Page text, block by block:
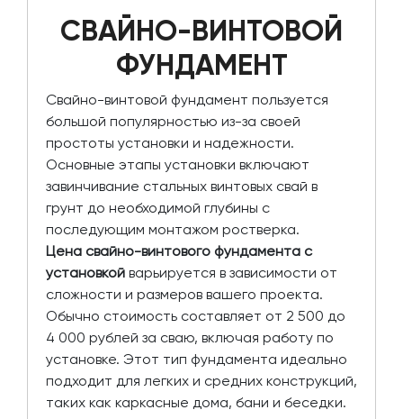
СВАЙНО-ВИНТОВОЙ
ФУНДАМЕНТ
Свайно-винтовой фундамент пользуется
большой популярностью из-за своей
простоты установки и надежности.
Основные этапы установки включают
завинчивание стальных винтовых свай в
грунт до необходимой глубины с
последующим монтажом ростверка.
Цена свайно-винтового фундамента с
установкой варьируется в зависимости от
сложности и размеров вашего проекта.
Обычно стоимость составляет от 2 500 до
4 000 рублей за сваю, включая работу по
установке. Этот тип фундамента идеально
подходит для легких и средних конструкций,
таких как каркасные дома, бани и беседки.